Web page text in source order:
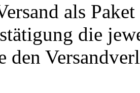
als
die
den